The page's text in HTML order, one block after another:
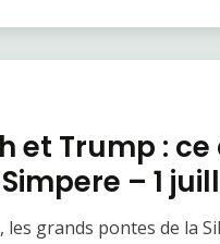
et Trump : ce
– 1
grands pontes de la